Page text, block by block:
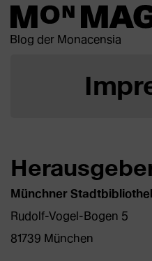
Blog der Monacensia
Münchner
Rudolf-Vogel-Bogen 5
81739 München